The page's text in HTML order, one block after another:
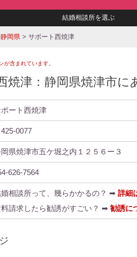
結婚相談所を選ぶ
静岡県 > サポート西焼津
含まれています。
焼津：静岡県焼津市に
ート西焼津
0077
県焼津市五ケ堀之内１２５６ー３
626-7564
相談所って、幾らかかるの？ ➡ 詳細
料請求したら勧誘がすごい？ ➡ 勧誘に